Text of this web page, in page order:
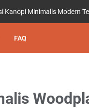
Kanopi Minimalis Modern
FAQ